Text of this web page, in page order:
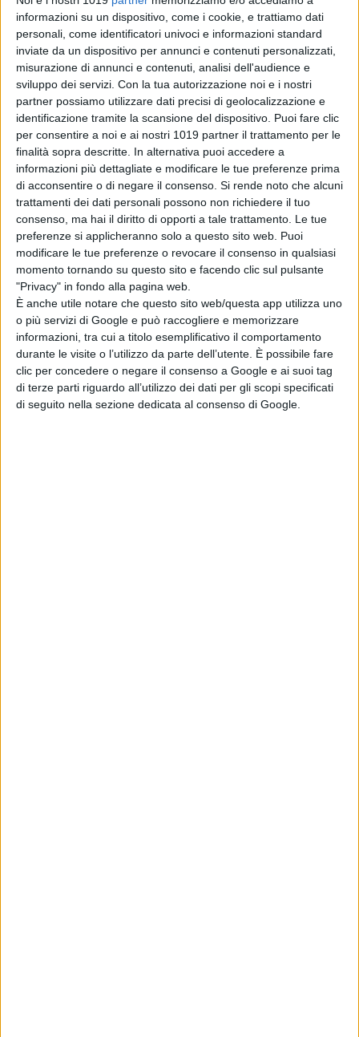
informazioni su un dispositivo, come i cookie, e trattiamo dati
personali, come identificatori univoci e informazioni standard
inviate da un dispositivo per annunci e contenuti personalizzati,
misurazione di annunci e contenuti, analisi dell'audience e
sviluppo dei servizi. Con la tua autorizzazione noi e i nostri
partner possiamo utilizzare dati precisi di geolocalizzazione e
identificazione tramite la scansione del dispositivo. Puoi fare clic
per consentire a noi e ai nostri 1019 partner il trattamento per le
finalità sopra descritte. In alternativa puoi accedere a
informazioni più dettagliate e modificare le tue preferenze prima
di acconsentire o di negare il consenso. Si rende noto che alcuni
trattamenti dei dati personali possono non richiedere il tuo
consenso, ma hai il diritto di opporti a tale trattamento. Le tue
preferenze si applicheranno solo a questo sito web. Puoi
modificare le tue preferenze o revocare il consenso in qualsiasi
momento tornando su questo sito e facendo clic sul pulsante
"Privacy" in fondo alla pagina web.
È anche utile notare che questo sito web/questa app utilizza uno
o più servizi di Google e può raccogliere e memorizzare
informazioni, tra cui a titolo esemplificativo il comportamento
durante le visite o l’utilizzo da parte dell’utente. È possibile fare
clic per concedere o negare il consenso a Google e ai suoi tag
di terze parti riguardo all’utilizzo dei dati per gli scopi specificati
di seguito nella sezione dedicata al consenso di Google.
Godzilla Minus
Zero: il re dei
mostri torna nel
teaser trailer
italiano
di La Redazione
Lionsgate rilancia
Leprechaun: il
folletto assassino
torna in un nuovo
film horror
di Emanuela Giuliani
Meadow Walker e
la Toyota Supra
di Paul Walker:
venduta”
di Emanuela Giuliani
Wonka 2, nessun
rinvio: la Warner
Bros. fa chiarezza
sul sequel con